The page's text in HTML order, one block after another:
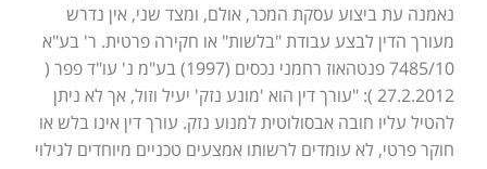
נאמנה עת ביצוע עסקת המכר, אולם, ומצד שני, אין נדרש
מעורך הדין לבצע עבודת "בלשות" או חקירה פרטית. ר' בע"א
7485/10 פנטהאוז רחמני נכסים (1997) בע"מ נ' עו"ד פפר (
27.2.2012 ): "עורך דין הוא 'מונע נזק' יעיל וזול, אך לא ניתן
להטיל עליו חובה אבסולוטית למנוע נזק. עורך דין אינו בלש או
חוקר פרטי, לא עומדים לרשותו אמצעים טכניים מיוחדים לגילוי